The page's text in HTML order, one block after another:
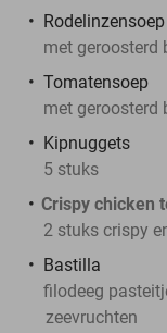
Rodelinzensoep
met geroosterd
Tomatensoep
met geroosterd
Kipnuggets
5 stuks
Crispy chicken
2 stuks crispy
Bastilla
filodeeg
zeevruchten